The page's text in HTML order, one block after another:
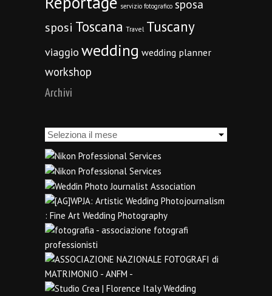
servizio fotografico sposa
sposi Toscana Travel Tuscany
viaggio wedding wedding planner
workshop
Archivi
Archivi